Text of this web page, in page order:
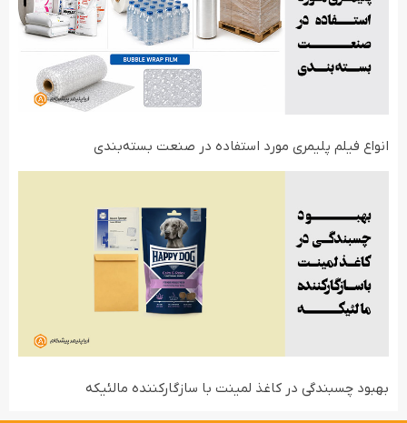
انواع فیلم‌ پلیمری مورد استفاده در صنعت بسته‌بندی
بهبود چسبندگی در کاغذ لمینت با سازگارکننده مالئیکه